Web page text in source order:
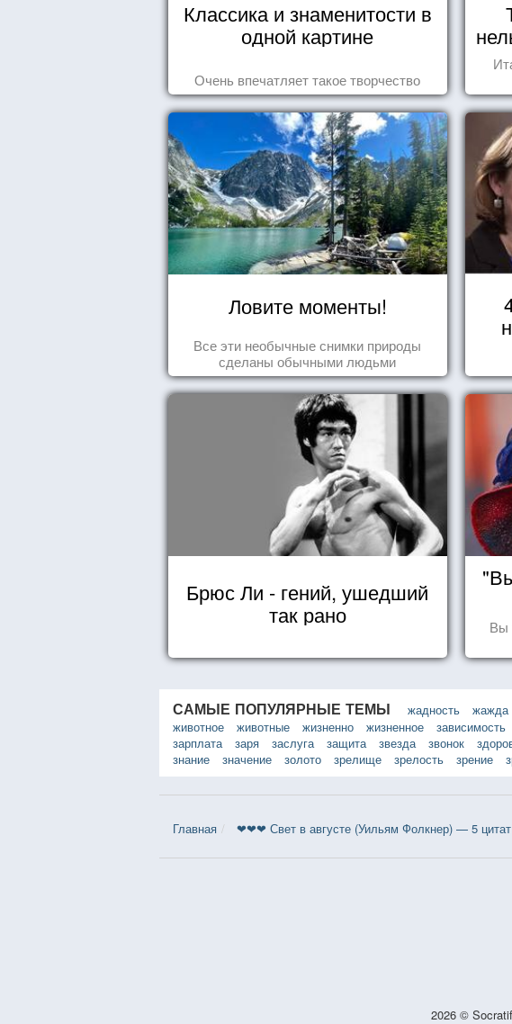
Классика и знаменитости в
одной картине
Очень впечатляет такое творчество
Ловите моменты!
Все эти необычные снимки природы
сделаны обычными людьми
Брюс Ли - гений, ушедший
так рано
Вы
САМЫЕ ПОПУЛЯРНЫЕ ТЕМЫ жадность жажда
животное
животные жизненно жизненное зависимость
зарплата
заря заслуга защита звезда звонок
знание
значение золото зрелище зрелость зрение
Главная ❤❤❤ Свет в августе (Уильям Фолкнер) — 5 цитат
2026 ©